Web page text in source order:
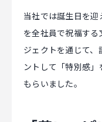
当社では誕生日を迎
を全社員で祝福す
ジェクトを通じて
ントして「特別感
もらいました。